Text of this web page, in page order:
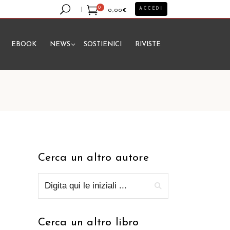
0
0,00€
prodotto nel carrello.
ACCEDI
EBOOK NEWS SOSTIENICI RIVISTE
Cerca un altro autore
Cerca un altro libro